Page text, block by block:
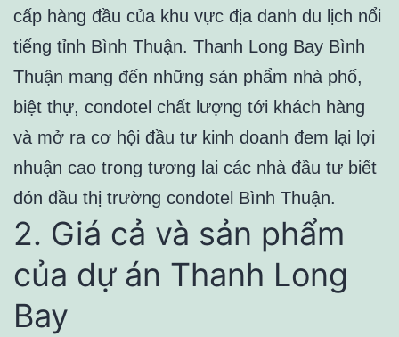
cấp hàng đầu của khu vực địa danh du lịch nổi
tiếng tỉnh Bình Thuận. Thanh Long Bay Bình
Thuận mang đến những sản phẩm nhà phố,
biệt thự, condotel chất lượng tới khách hàng
và mở ra cơ hội đầu tư kinh doanh đem lại lợi
nhuận cao trong tương lai các nhà đầu tư biết
đón đầu thị trường condotel Bình Thuận.
2. Giá cả và sản phẩm
của dự án Thanh Long
Bay